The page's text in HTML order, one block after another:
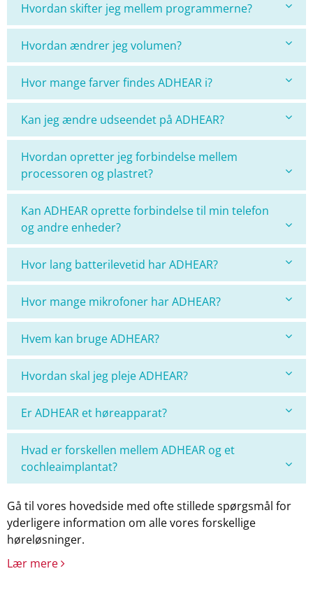
Hvordan skifter jeg mellem programmerne?
Hvordan ændrer jeg volumen?
Hvor mange farver findes ADHEAR i?
Kan jeg ændre udseendet på ADHEAR?
Hvordan opretter jeg forbindelse mellem
processoren og plastret?
Kan ADHEAR oprette forbindelse til min telefon
og andre enheder?
Hvor lang batterilevetid har ADHEAR?
Hvor mange mikrofoner har ADHEAR?
Hvem kan bruge ADHEAR?
Hvordan skal jeg pleje ADHEAR?
Er ADHEAR et høreapparat?
Hvad er forskellen mellem ADHEAR og et
cochleaimplantat?
Gå til vores hovedside med ofte stillede spørgsmål for
yderligere information om alle vores forskellige
høreløsninger.
Lær mere